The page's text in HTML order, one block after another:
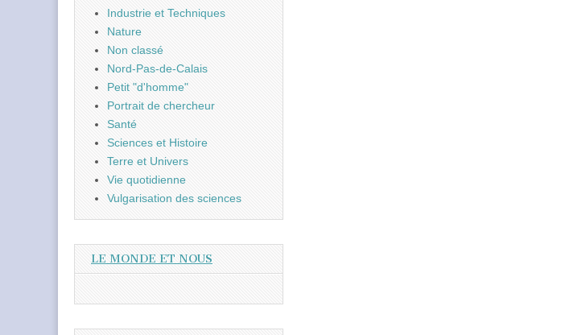
Industrie et Techniques
Nature
Non classé
Nord-Pas-de-Calais
Petit "d'homme"
Portrait de chercheur
Santé
Sciences et Histoire
Terre et Univers
Vie quotidienne
Vulgarisation des sciences
LE MONDE ET NOUS